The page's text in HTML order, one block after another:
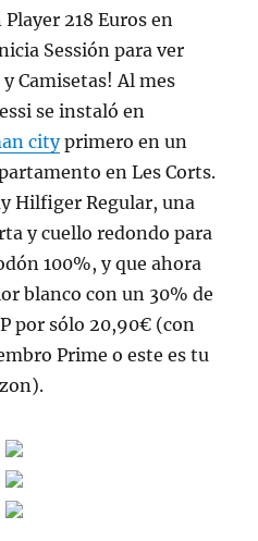
218 Euros en
Sessión para ver
Camisetas! Al mes
se instaló en
cityprimero en un
en Les Corts.
Hilfiger Regular, una
y cuello redondo para
100%, y que ahora
blanco con un 30% de
por sólo 20,90€ (con
Prime o este es tu